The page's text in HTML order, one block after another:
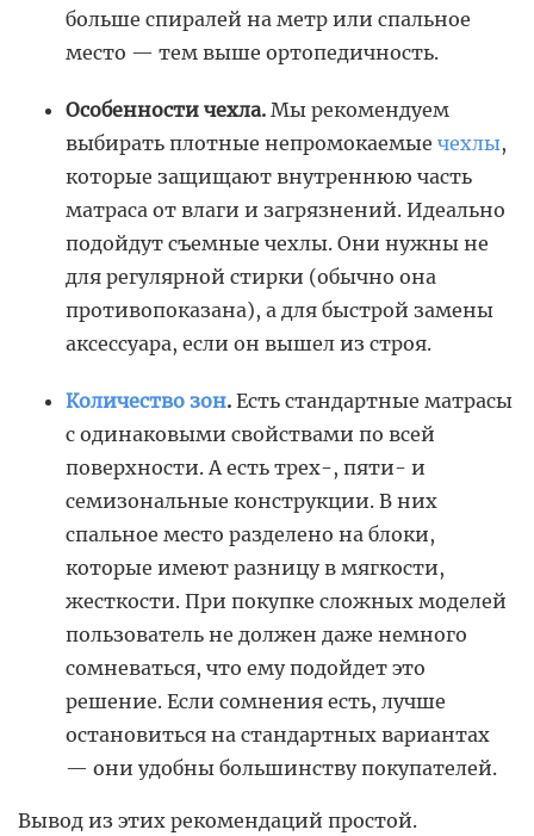
больше спиралей на метр или спальное
место — тем выше ортопедичность.
Особенности чехла. Мы рекомендуем
выбирать плотные непромокаемые чехлы,
которые защищают внутреннюю часть
матраса от влаги и загрязнений. Идеально
подойдут съемные чехлы. Они нужны не
для регулярной стирки (обычно она
противопоказана), а для быстрой замены
аксессуара, если он вышел из строя.
Количество зон. Есть стандартные матрасы
с одинаковыми свойствами по всей
поверхности. А есть трех-, пяти- и
семизональные конструкции. В них
спальное место разделено на блоки,
которые имеют разницу в мягкости,
жесткости. При покупке сложных моделей
пользователь не должен даже немного
сомневаться, что ему подойдет это
решение. Если сомнения есть, лучше
остановиться на стандартных вариантах
— они удобны большинству покупателей.
Вывод из этих рекомендаций простой.